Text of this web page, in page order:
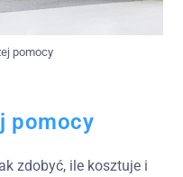
pomocy
pomocy
zdobyć, ile kosztuje i